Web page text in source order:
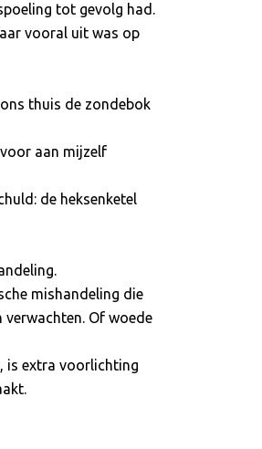
tot gevolg had.
vooral uit was op
thuis de zondebok
aan mijzelf
de heksenketel
mishandeling die
Of woede
is extra voorlichting